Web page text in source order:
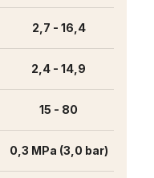
2,7 - 16,4
2,4 - 14,9
15 - 80
0,3 MPa (3,0 bar)